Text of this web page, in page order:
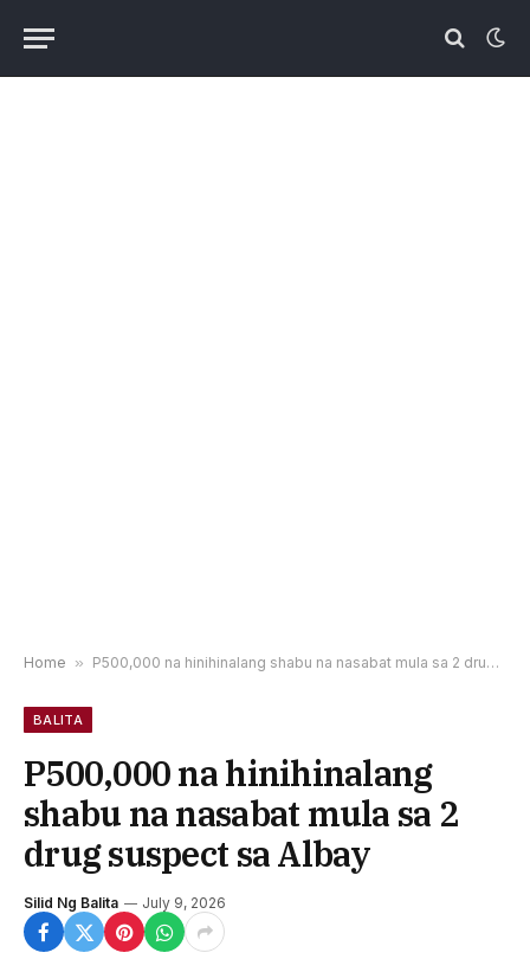
Home » P500,000 na hinihinalang shabu na nasabat mula sa 2 drug suspect sa Albay
BALITA
P500,000 na hinihinalang
shabu na nasabat mula sa 2
drug suspect sa Albay
Silid Ng Balita July 9, 2026